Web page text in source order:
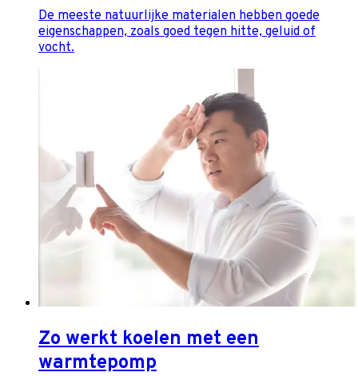
De meeste natuurlijke materialen hebben goede
eigenschappen, zoals goed tegen hitte, geluid of
vocht.
Zo werkt koelen met een
warmtepomp